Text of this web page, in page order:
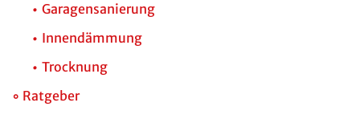
Garagensanierung
Innendämmung
Trocknung
Ratgeber